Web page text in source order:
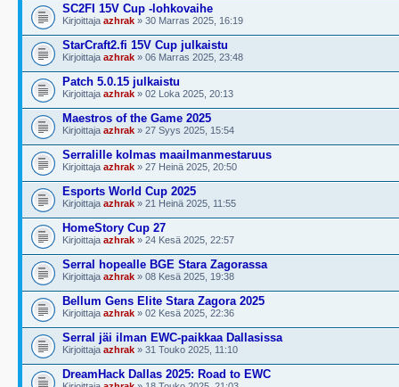
SC2FI 15V Cup -lohkovaihe
Kirjoittaja azhrak » 30 Marras 2025, 16:19
StarCraft2.fi 15V Cup julkaistu
Kirjoittaja azhrak » 06 Marras 2025, 23:48
Patch 5.0.15 julkaistu
Kirjoittaja azhrak » 02 Loka 2025, 20:13
Maestros of the Game 2025
Kirjoittaja azhrak » 27 Syys 2025, 15:54
Serralille kolmas maailmanmestaruus
Kirjoittaja azhrak » 27 Heinä 2025, 20:50
Esports World Cup 2025
Kirjoittaja azhrak » 21 Heinä 2025, 11:55
HomeStory Cup 27
Kirjoittaja azhrak » 24 Kesä 2025, 22:57
Serral hopealle BGE Stara Zagorassa
Kirjoittaja azhrak » 08 Kesä 2025, 19:38
Bellum Gens Elite Stara Zagora 2025
Kirjoittaja azhrak » 02 Kesä 2025, 22:36
Serral jäi ilman EWC-paikkaa Dallasissa
Kirjoittaja azhrak » 31 Touko 2025, 11:10
DreamHack Dallas 2025: Road to EWC